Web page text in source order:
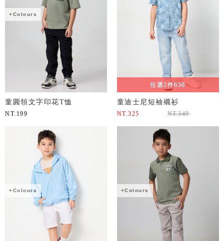
+Colours
童圓領文字印花T恤
NT. 199
任選2件650
童迪士尼短袖襯衫
NT.325 NT.349
+Colours +Colours